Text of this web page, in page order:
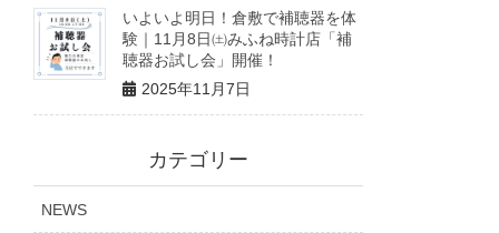
いよいよ明日！倉敷で補聴器を体
験｜11月8日㈯みふね時計店「補
聴器お試し会」開催！
2025年11月7日
カテゴリー
NEWS